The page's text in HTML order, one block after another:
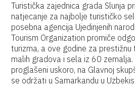
Turistička zajednica grada Slunja
natjecanje za najbolje turističko
posebna agencija Ujedinjenih
Tourism Organization promiče
turizma, a ove godine za
malih gradova i sela iz 60
proglašeni uskoro, na Glavnoj
se održati u Samarkandu u